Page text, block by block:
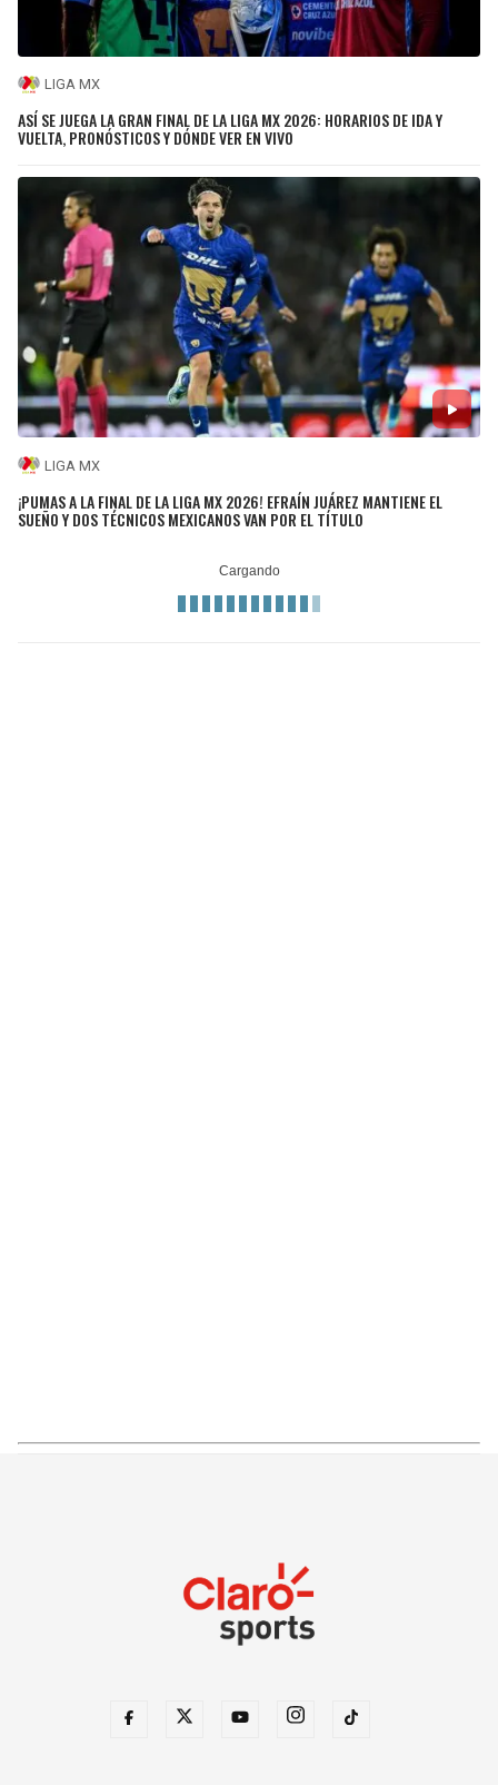
LIGA MX
ASÍ SE JUEGA LA GRAN FINAL DE LA LIGA MX 2026: HORARIOS DE IDA Y
VUELTA, PRONÓSTICOS Y DÓNDE VER EN VIVO
LIGA MX
¡PUMAS A LA FINAL DE LA LIGA MX 2026! EFRAÍN JUÁREZ MANTIENE EL
SUEÑO Y DOS TÉCNICOS MEXICANOS VAN POR EL TÍTULO